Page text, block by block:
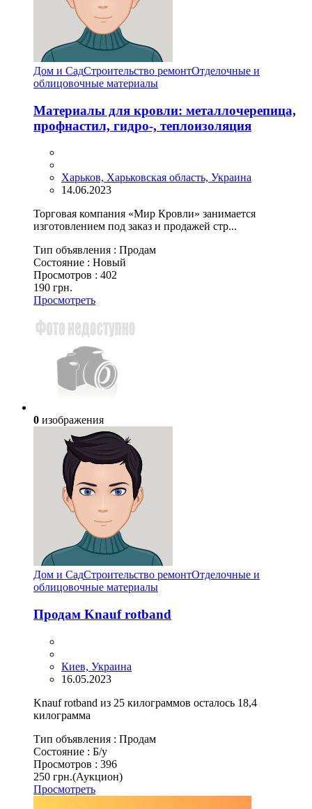
Дом и СадСтроительство ремонтОтделочные и
облицовочные материалы
Материалы для кровли: металлочерепица,
профнастил, гидро-, теплоизоляция
Харьков, Харьковская область, Украина
14.06.2023
Торговая компания «Мир Кровли» занимается
изготовлением под заказ и продажей стр...
Тип объявления : Продам
Состояние : Новый
Просмотров : 402
190 грн.
Просмотреть
0 изображения
Дом и СадСтроительство ремонтОтделочные и
облицовочные материалы
Продам Knauf rotband
Киев, Украина
16.05.2023
Knauf rotband из 25 килограммов осталось 18,4
килограмма
Тип объявления : Продам
Состояние : Б/у
Просмотров : 396
250 грн.(Аукцион)
Просмотреть